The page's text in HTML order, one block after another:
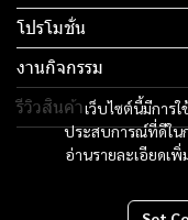
เว็บไซต์นี้มีการ
ประสบการณ์ที่ดีใน
อ่านรายละเอียดเพิ่
โปรโมชั่น
งานกิจกรรม
รีวิวสินค้า
Tel: 012 345 67890